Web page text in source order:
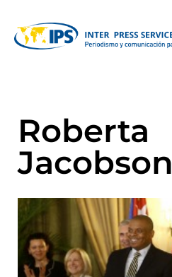
Roberta
Jacobson